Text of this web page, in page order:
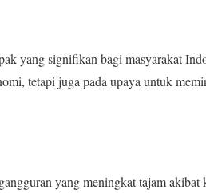
yang signifikan bagi masyarakat
tetapi juga pada upaya untuk
yang meningkat tajam akibat